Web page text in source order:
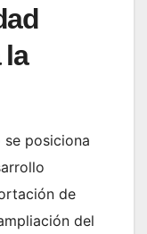
se posiciona
de
del